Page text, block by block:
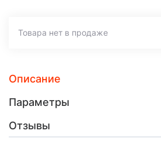
Товара нет в продаже
Описание
Параметры
Отзывы